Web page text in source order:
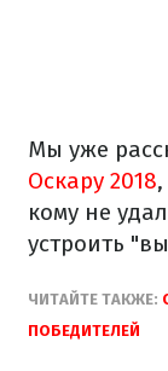
Мы уже
Оскару 2018
кому не
устроить
ЧИТАЙТЕ ТАКЖЕ:
ПОБЕДИТЕЛЕЙ